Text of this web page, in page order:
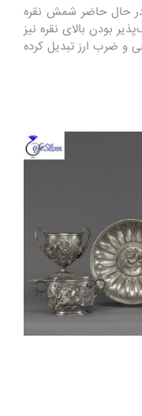
در حال حاضر شمش نقره
بودن بالای نقره نیز
و ضرب ارز تبدیل کرده